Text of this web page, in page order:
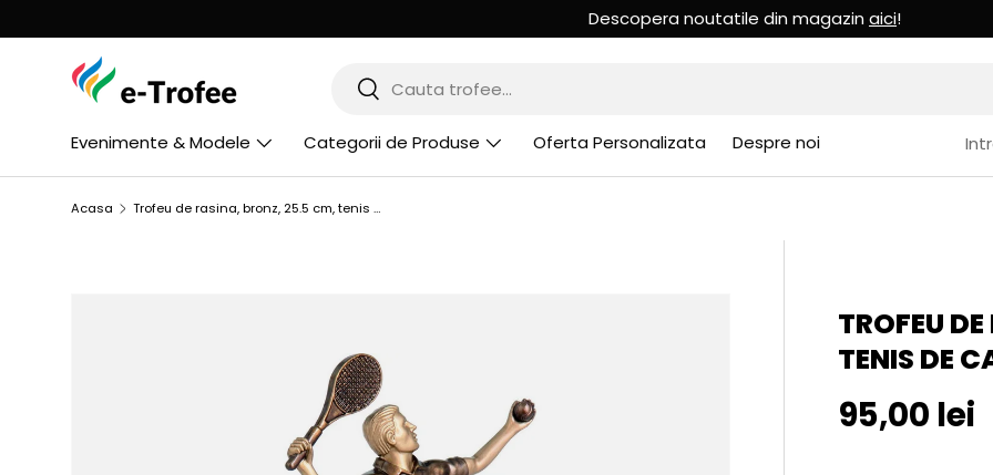
MERGI LA CONTINUT
Descopera noutatile din magazin aici!
Cauta
Cauta
Evenimente & Modele Categorii de Produse Oferta Personalizata Despre noi
Acasa Trofeu de rasina, bronz, 25.5 cm, tenis de camp, TPFR2388/BR
TROFEU
TENIS DE
Pret initial
95,00 lei